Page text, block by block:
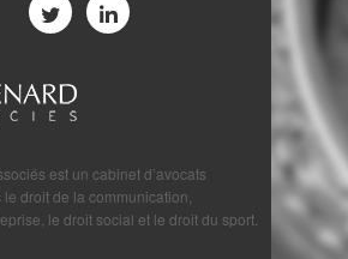
est un cabinet d’avocats
droit de la communication,
le droit social et le droit du sport.